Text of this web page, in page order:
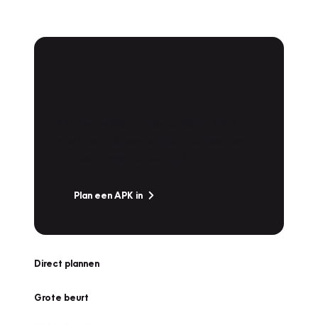
Plan een APK in
Direct plannen
Grote beurt